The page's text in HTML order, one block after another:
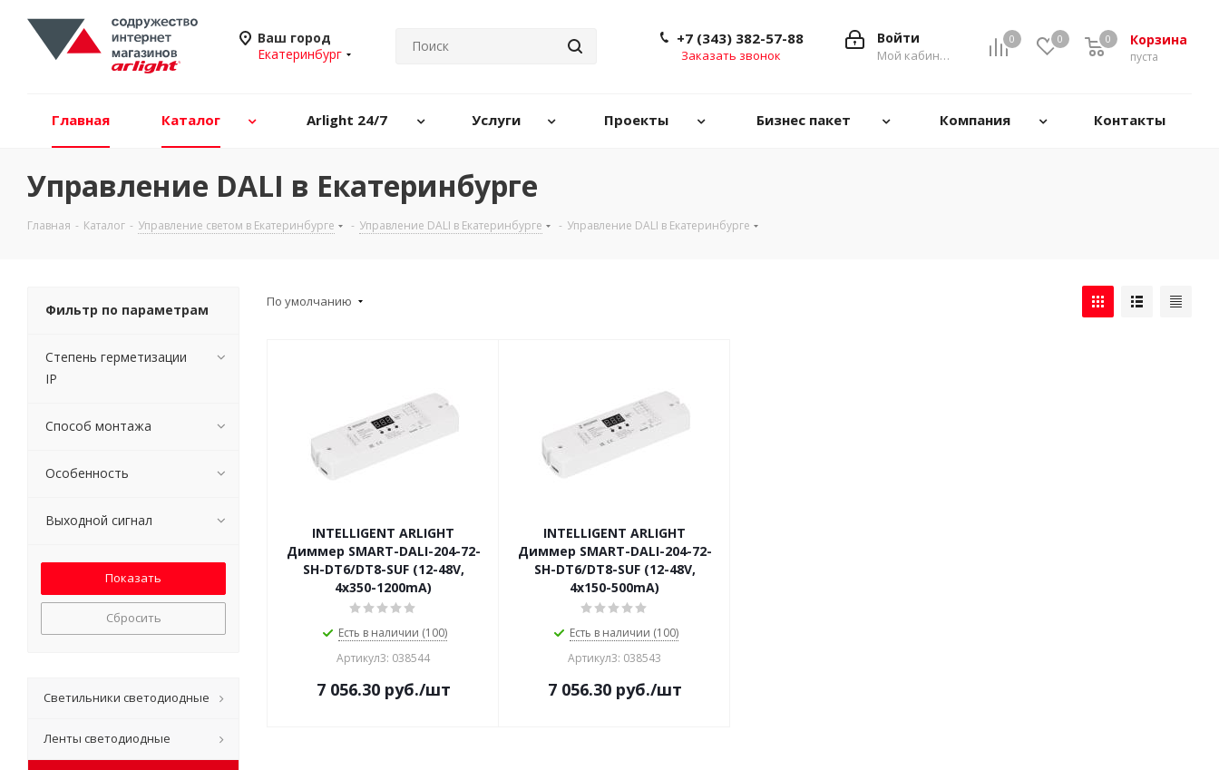
Ваш город
Екатеринбург
0 0 Корзина
0
пуста
0
Войти
Мой кабинет
+7 (343) 382-57-88
Заказать звонок
Главная Каталог Arlight 24/7 Услуги Проекты Бизнес пакет Компания Контакты
Управление DALI в Екатеринбурге
Главная - Каталог - Управление светом в Екатеринбурге - Управление DALI в Екатеринбурге - Управление DALI в Екатеринбурге
По умолчанию
INTELLIGENT ARLIGHT
Диммер SMART-DALI-204-72-
SH-DT6/DT8-SUF (12-48V,
4x350-1200mA)
Есть в наличии (100)
Артикул3: 038544
7 056.30руб./шт
INTELLIGENT ARLIGHT
Диммер SMART-DALI-204-72-
SH-DT6/DT8-SUF (12-48V,
4x150-500mA)
Есть в наличии (100)
Артикул3: 038543
7 056.30руб./шт
Фильтр по параметрам
Степень герметизации
IP
Способ монтажа
Особенность
Выходной сигнал
Сбросить
Светильники светодиодные
Ленты светодиодные